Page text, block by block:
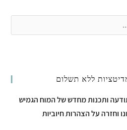
ללא תשלום
ותכנות מחדש של המוח הגמיש
וחזרה על הצהרות חיוביות